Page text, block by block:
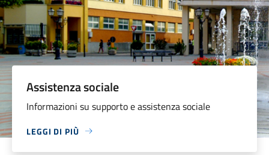
Assistenza sociale
Informazioni su supporto e assistenza sociale
LEGGI DI PIÙ